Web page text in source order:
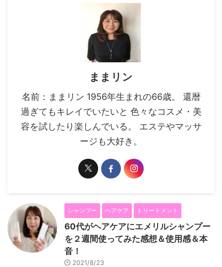
ままリン
名前：ままリン 1956年生まれの66歳。 還暦
過ぎてもキレイでいたいと 色々なコスメ・美
容を試したり楽しんでいる。 エステやマッサ
ージも大好き。
シャンプー ヘアケア トリートメント
60代がヘアケアにエメリルシャンプー
を２週間使ってみた感想＆使用感＆本
音！
2021/8/23